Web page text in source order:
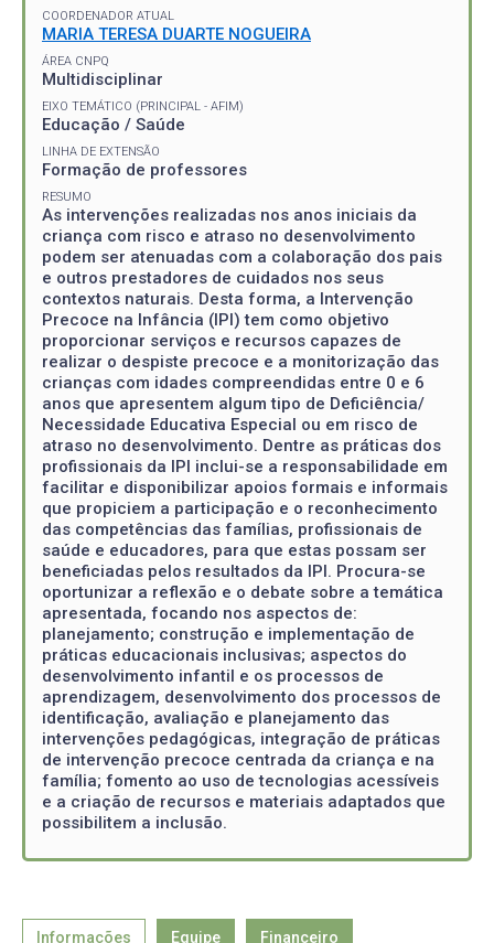
COORDENADOR ATUAL
MARIA TERESA DUARTE NOGUEIRA
ÁREA CNPQ
Multidisciplinar
EIXO TEMÁTICO (PRINCIPAL - AFIM)
Educação / Saúde
LINHA DE EXTENSÃO
Formação de professores
RESUMO
As intervenções realizadas nos anos iniciais da
criança com risco e atraso no desenvolvimento
podem ser atenuadas com a colaboração dos pais
e outros prestadores de cuidados nos seus
contextos naturais. Desta forma, a Intervenção
Precoce na Infância (IPI) tem como objetivo
proporcionar serviços e recursos capazes de
realizar o despiste precoce e a monitorização das
crianças com idades compreendidas entre 0 e 6
anos que apresentem algum tipo de Deficiência/
Necessidade Educativa Especial ou em risco de
atraso no desenvolvimento. Dentre as práticas dos
profissionais da IPI inclui-se a responsabilidade em
facilitar e disponibilizar apoios formais e informais
que propiciem a participação e o reconhecimento
das competências das famílias, profissionais de
saúde e educadores, para que estas possam ser
beneficiadas pelos resultados da IPI. Procura-se
oportunizar a reflexão e o debate sobre a temática
apresentada, focando nos aspectos de:
planejamento; construção e implementação de
práticas educacionais inclusivas; aspectos do
desenvolvimento infantil e os processos de
aprendizagem, desenvolvimento dos processos de
identificação, avaliação e planejamento das
intervenções pedagógicas, integração de práticas
de intervenção precoce centrada da criança e na
família; fomento ao uso de tecnologias acessíveis
e a criação de recursos e materiais adaptados que
possibilitem a inclusão.
Informações Equipe Financeiro